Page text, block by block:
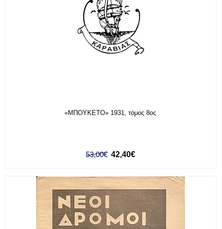
«ΜΠΟΥΚΕΤΟ» 1931, τόμος 8ος
53,00€ 42,40€